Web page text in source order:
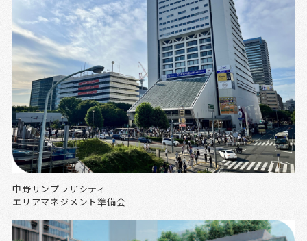
中野サンプラザシティ
エリアマネジメント準備会